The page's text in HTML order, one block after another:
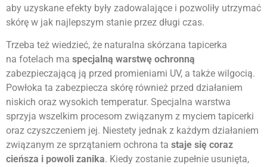
aby uzyskane efekty były zadowalające i pozwoliły utrzymać
skórę w jak najlepszym stanie przez długi czas.
Trzeba też wiedzieć, że naturalna skórzana tapicerka
na fotelach ma specjalną warstwę ochronną
zabezpieczającą ją przed promieniami UV, a także wilgocią.
Powłoka ta zabezpiecza skórę również przed działaniem
niskich oraz wysokich temperatur. Specjalna warstwa
sprzyja wszelkim procesom związanym z myciem tapicerki
oraz czyszczeniem jej. Niestety jednak z każdym działaniem
związanym ze sprzątaniem ochrona ta staje się coraz
cieńsza i powoli zanika. Kiedy zostanie zupełnie usunięta,